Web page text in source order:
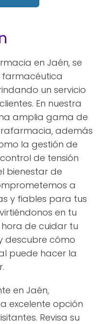
en Jaén, se
un servicio
En nuestra
amplia gama de
además
la gestión de
de tensión
bienestar de
a
y fiables para tus
en tu
de cuidar tu
descubre cómo
puede hacer la
en Jaén,
excelente opción
Revisa su